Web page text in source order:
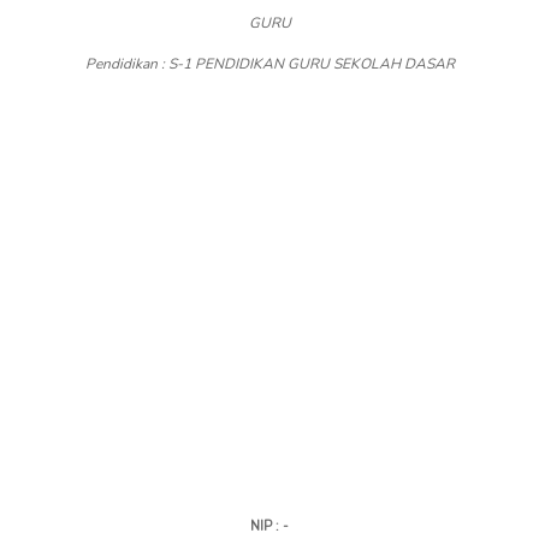
GURU
Pendidikan : S-1 PENDIDIKAN GURU SEKOLAH DASAR
NIP : -